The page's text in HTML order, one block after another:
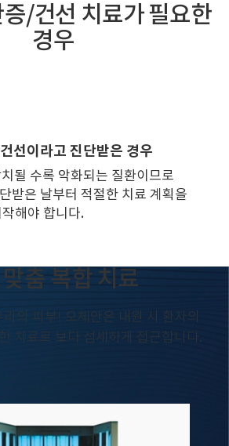
/건선 치료가 필요한
경우
선이라고 진단받은 경우
될 수록 악화되는 질환이므로
받은 날부터 적절한 치료 계획을
해야 합니다.
춤 복합 치료
의 피부! 오체안은 내원 시 환자의
치료로 보다 섬세하게 접근합니다.